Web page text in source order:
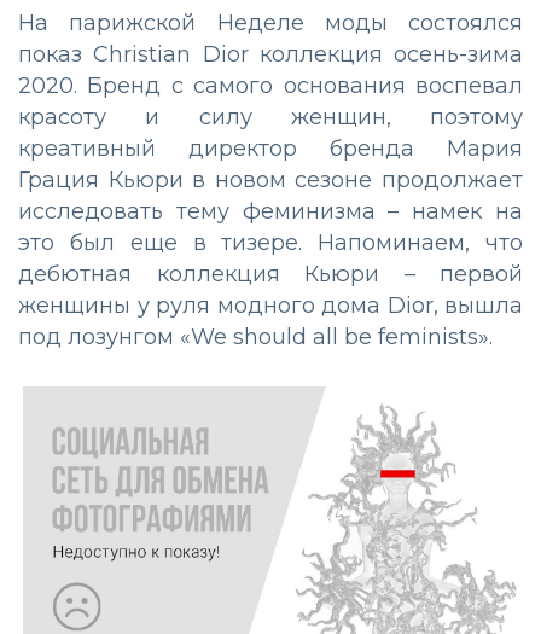
На парижской Неделе моды состоялся
показ Christian Dior коллекция осень-зима
2020. Бренд с самого основания воспевал
красоту и силу женщин, поэтому
креативный директор бренда Мария
Грация Кьюри в новом сезоне продолжает
исследовать тему феминизма – намек на
это был еще в тизере. Напоминаем, что
дебютная коллекция Кьюри – первой
женщины у руля модного дома Dior, вышла
под лозунгом «We should all be feminists».